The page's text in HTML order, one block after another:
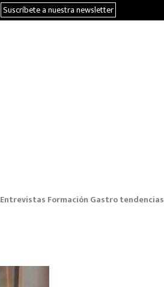
Suscríbete a nuestra newsletter
Entrevistas Formación Gastro tendencias